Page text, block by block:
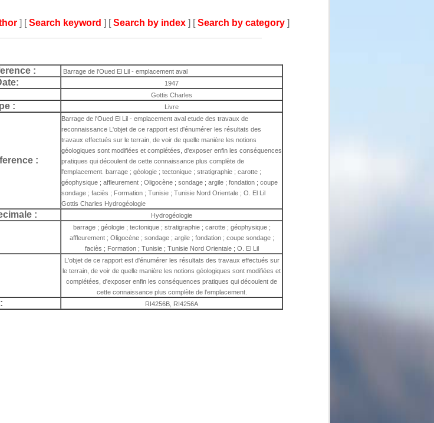
] [Search keyword ] [Search by index ] [Search by category ]
: Barrage de l'Oued El Lil - emplacement aval
1947
Gottis Charles
: Livre
:
Barrage de l'Oued El Lil - emplacement aval etude des travaux de
reconnaissance L'objet de ce rapport est d'énumérer les résultats des
travaux effectués sur le terrain, de voir de quelle manière les notions
géologiques sont modifiées et complétées, d'exposer enfin les conséquences
pratiques qui découlent de cette connaissance plus complète de
l'emplacement. barrage ; géologie ; tectonique ; stratigraphie ; carotte ;
géophysique ; affleurement ; Oligocène ; sondage ; argile ; fondation ; coupe
sondage ; faciès ; Formation ; Tunisie ; Tunisie Nord Orientale ; O. El Lil
Gottis Charles Hydrogéologie
: Hydrogéologie
barrage ; géologie ; tectonique ; stratigraphie ; carotte ; géophysique ;
affleurement ; Oligocène ; sondage ; argile ; fondation ; coupe sondage ;
faciès ; Formation ; Tunisie ; Tunisie Nord Orientale ; O. El Lil
L'objet de ce rapport est d'énumérer les résultats des travaux effectués sur
le terrain, de voir de quelle manière les notions géologiques sont modifiées et
complétées, d'exposer enfin les conséquences pratiques qui découlent de
cette connaissance plus complète de l'emplacement.
RI4256B, RI4256A